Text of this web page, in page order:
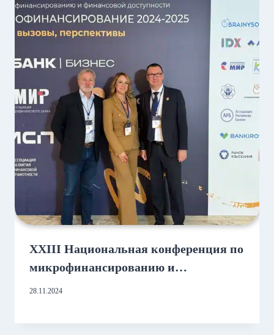
XXIII Национальная конференция по
микрофинансированию и
финансовой доступности
28.11.2024